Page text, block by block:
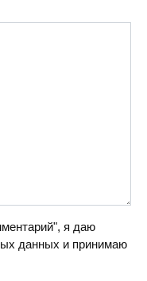
я даю
данных и принимаю